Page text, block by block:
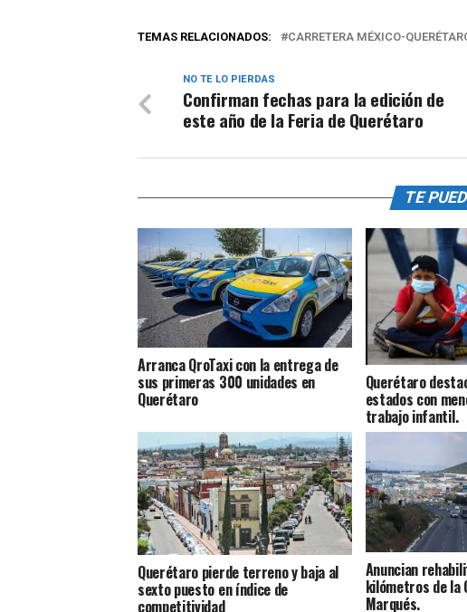
TEMAS RELACIONADOS: CARRETERA MÉXICO-
NO TE LO PIERDAS
Confirman fechas para la edición de
este año de la Feria de Querétaro
TE
Arranca QroTaxi con la entrega de
sus primeras 300 unidades en
Querétaro
Querétaro
estados con
trabajo infantil.
Querétaro pierde terreno y baja al
sexto puesto en índice de
competitividad
Anuncian
kilómetros de la
Marqués.